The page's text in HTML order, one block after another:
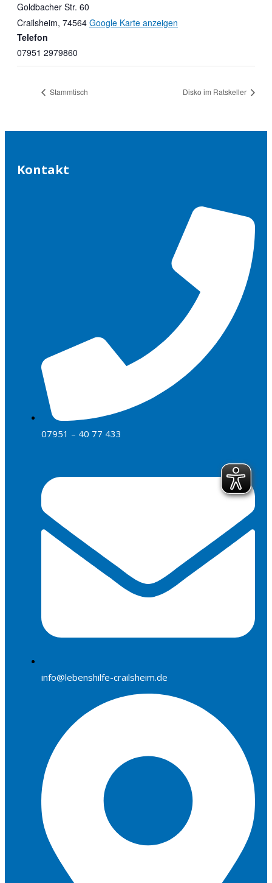
Goldbacher Str. 60
Crailsheim, 74564 Google Karte anzeigen
Telefon
07951 2979860
Stammtisch Disko im Ratskeller
Kontakt
07951 – 40 77 433
info@lebenshilfe-crailsheim.de